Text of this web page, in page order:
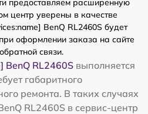
предоставляем расширенную
центр уверены в качестве
BenQ RL2460S будет
оформлении заказа на сайте
связи.
BenQ RL2460S выполняется
габаритного
ремонта. В таких случаях
RL2460S в сервис-центр